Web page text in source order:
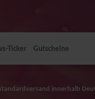
Ticker Gutscheine
innerhalb